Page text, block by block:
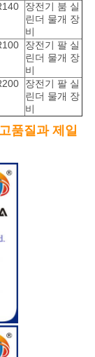
장전기 붐 실
린더 물개 장
비
장전기 팔 실
린더 물개 장
비
장전기 팔 실
린더 물개 장
비
품질과 제일